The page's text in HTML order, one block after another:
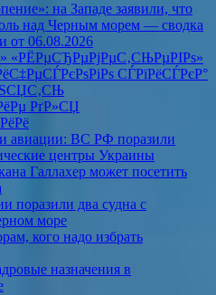
на Западе заявили, что
над Черным морем — сводка
06.08.2026
«РЁРµСЂРµРјРµС‚СЊРµРІРѕ»
СЃРїРёСЃРєР°
РґР»СЏ
авиации: ВС РФ поразили
центры Украины
Галлахер может посетить
поразили два судна с
море
кого надо избрать
назначения в